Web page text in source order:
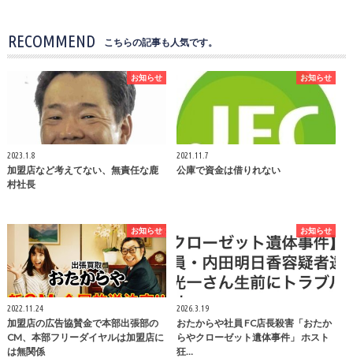
RECOMMEND こちらの記事も人気です。
お知らせ
2023.1.8
加盟店など考えてない、無責任な鹿
村社長
お知らせ
2021.11.7
公庫で資金は借りれない
お知らせ
2022.11.24
加盟店の広告協賛金で本部出張部の
CM、本部フリーダイヤルは加盟店に
は無関係
お知らせ
2026.3.19
おたからや社員 FC店長殺害「おたか
らやクローゼット遺体事件」 ホスト
狂…